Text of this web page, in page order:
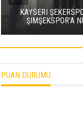
KAYSERI
ŞIMŞEKSPOR'A
PUAN DURUMU